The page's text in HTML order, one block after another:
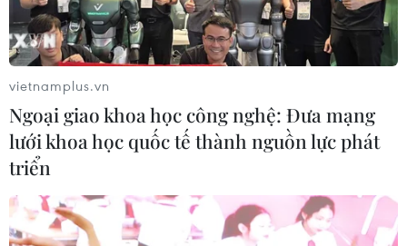
Bruno Fernandes được trao băng thủ
quân M.U ở trận gặp PSG
vietnamplus.vn
Ngoại giao khoa học công nghệ: Đưa mạng
lưới khoa học quốc tế thành nguồn lực phát
triển